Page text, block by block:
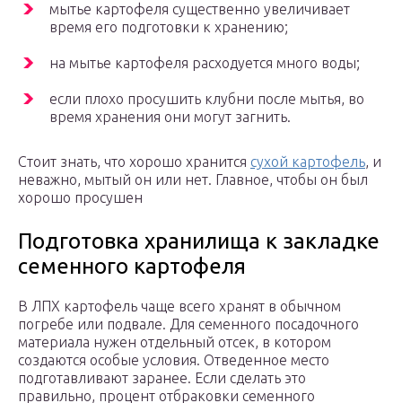
мытье картофеля существенно увеличивает
время его подготовки к хранению;
на мытье картофеля расходуется много воды;
если плохо просушить клубни после мытья, во
время хранения они могут загнить.
Стоит знать, что хорошо хранится сухой картофель, и
неважно, мытый он или нет. Главное, чтобы он был
хорошо просушен
Подготовка хранилища к закладке
семенного картофеля
В ЛПХ картофель чаще всего хранят в обычном
погребе или подвале. Для семенного посадочного
материала нужен отдельный отсек, в котором
создаются особые условия. Отведенное место
подготавливают заранее. Если сделать это
правильно, процент отбраковки семенного